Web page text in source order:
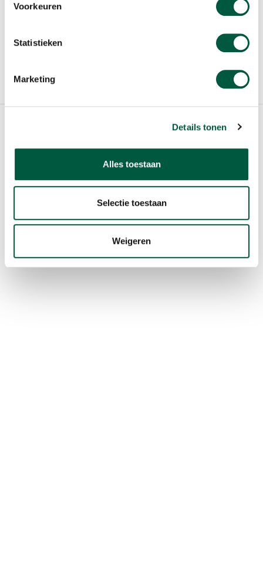
Voorkeuren
Statistieken
Marketing
Details tonen
Alles toestaan
Selectie toestaan
Weigeren
VOOR SCHOLIEREN
CHANGE COOKIE SETTING